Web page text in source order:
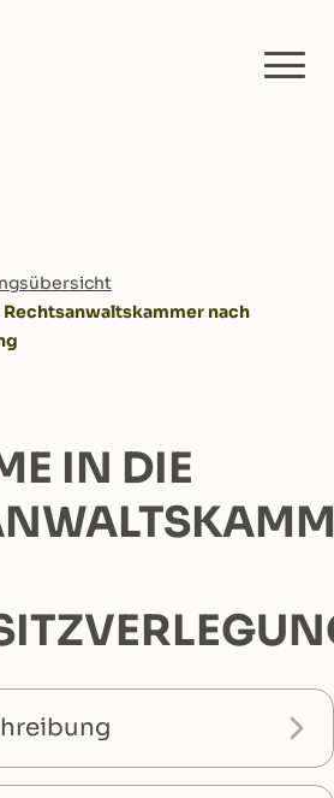
nach
IN DIE